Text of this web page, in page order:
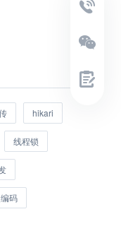
hikari
线程锁
码